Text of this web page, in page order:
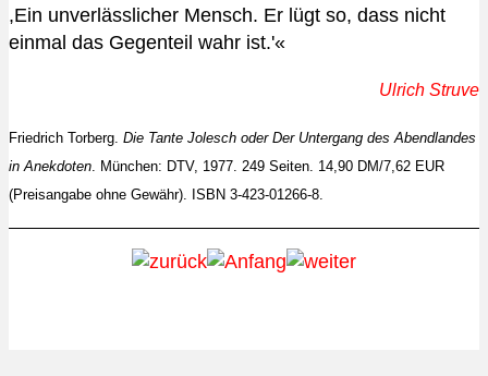
,Ein unverlässlicher Mensch. Er lügt so, dass nicht
einmal das Gegenteil wahr ist.'«
Ulrich Struve
Friedrich Torberg. Die Tante Jolesch oder Der Untergang des Abendlandes
in Anekdoten. München: DTV, 1977. 249 Seiten. 14,90 DM/7,62 EUR
(Preisangabe ohne Gewähr). ISBN 3-423-01266-8.